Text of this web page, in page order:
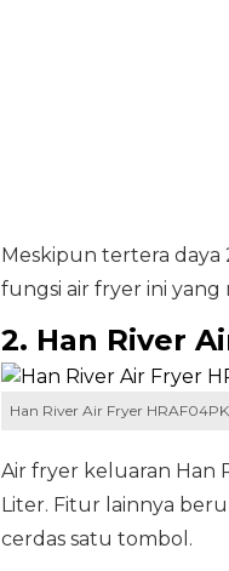
Meskipun tertera daya
fungsi air fryer ini
2. Han River
Han River Air Fryer
Air fryer keluaran Han
Liter. Fitur lainnya
cerdas satu tombol.